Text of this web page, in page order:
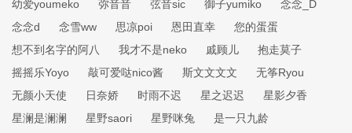
幼爱youmeko
弥音音 弦音sic 御子yumiko
念念_D
念念d
念雪ww 思凉poi 恩田直幸
您的蛋蛋
想不到名字的阿八
我才不是neko 戚顾儿
抱走莫子
摇摇乐Yoyo
敲可爱哒nico酱 斯文文文文
无筝Ryou
无颜小天使
日奈娇 时雨不迟 星之迟迟
星影夕香
星澜是澜澜
星野saori 星野咪兔
是一只九龄